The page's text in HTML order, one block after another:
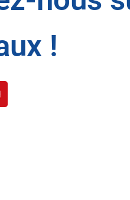
!